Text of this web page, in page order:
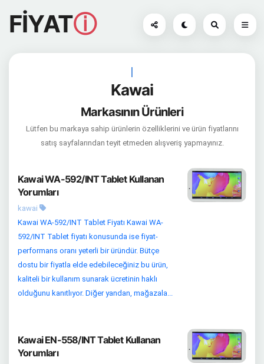
FİYATⓘ
|
Kawai
Markasının Ürünleri
Lütfen bu markaya sahip ürünlerin özelliklerini ve ürün fiyatlarını
satış sayfalarından teyit etmeden alışveriş yapmayınız.
Kawai WA-592/INT Tablet Kullanan
Yorumları
kawai
Kawai WA-592/INT Tablet Fiyatı Kawai WA-
592/INT Tablet fiyatı konusunda ise fiyat-
performans oranı yeterli bir üründür. Bütçe
dostu bir fiyatla elde edebileceğiniz bu ürün,
kaliteli bir kullanım sunarak ücretinin haklı
olduğunu kanıtlıyor. Diğer yandan, mağazala...
Kawai EN-558/INT Tablet Kullanan
Yorumları